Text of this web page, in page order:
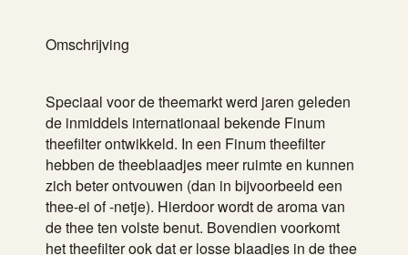
Omschrijving
Speciaal voor de theemarkt werd jaren geleden
de inmiddels internationaal bekende Finum
theefilter ontwikkeld. In een Finum theefilter
hebben de theeblaadjes meer ruimte en kunnen
zich beter ontvouwen (dan in bijvoorbeeld een
thee-ei of -netje). Hierdoor wordt de aroma van
de thee ten volste benut. Bovendien voorkomt
het theefilter ook dat er losse blaadjes in de thee